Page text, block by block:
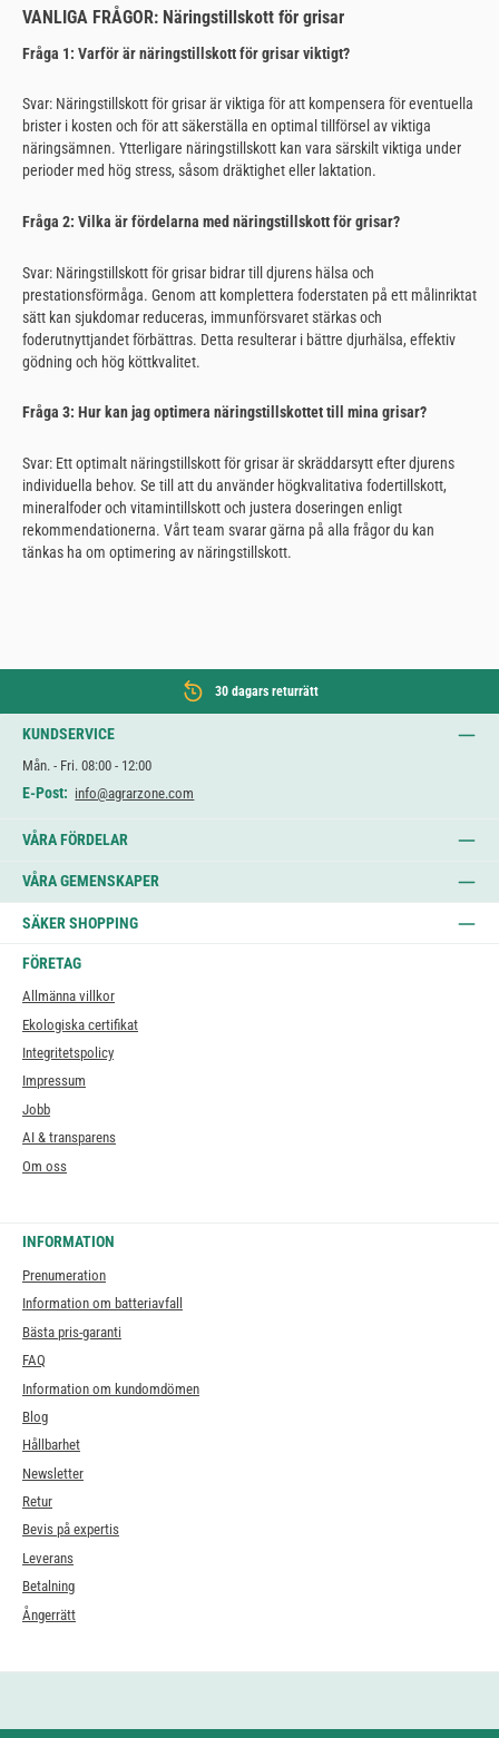
VANLIGA FRÅGOR: Näringstillskott för grisar
Fråga 1: Varför är näringstillskott för grisar viktigt?
Svar: Näringstillskott för grisar är viktiga för att kompensera för eventuella
brister i kosten och för att säkerställa en optimal tillförsel av viktiga
näringsämnen. Ytterligare näringstillskott kan vara särskilt viktiga under
perioder med hög stress, såsom dräktighet eller laktation.
Fråga 2: Vilka är fördelarna med näringstillskott för grisar?
Svar: Näringstillskott för grisar bidrar till djurens hälsa och
prestationsförmåga. Genom att komplettera foderstaten på ett målinriktat
sätt kan sjukdomar reduceras, immunförsvaret stärkas och
foderutnyttjandet förbättras. Detta resulterar i bättre djurhälsa, effektiv
gödning och hög köttkvalitet.
Fråga 3: Hur kan jag optimera näringstillskottet till mina grisar?
Svar: Ett optimalt näringstillskott för grisar är skräddarsytt efter djurens
individuella behov. Se till att du använder högkvalitativa fodertillskott,
mineralfoder och vitamintillskott och justera doseringen enligt
rekommendationerna. Vårt team svarar gärna på alla frågor du kan
tänkas ha om optimering av näringstillskott.
30 dagars returrätt
KUNDSERVICE
Mån. - Fri. 08:00 - 12:00
E-Post: info@agrarzone.com
VÅRA FÖRDELAR
VÅRA GEMENSKAPER
SÄKER SHOPPING
FÖRETAG
Allmänna villkor
Ekologiska certifikat
Integritetspolicy
Impressum
Jobb
AI & transparens
Om oss
INFORMATION
Prenumeration
Information om batteriavfall
Bästa pris-garanti
FAQ
Information om kundomdömen
Blog
Hållbarhet
Newsletter
Retur
Bevis på expertis
Leverans
Betalning
Ångerrätt